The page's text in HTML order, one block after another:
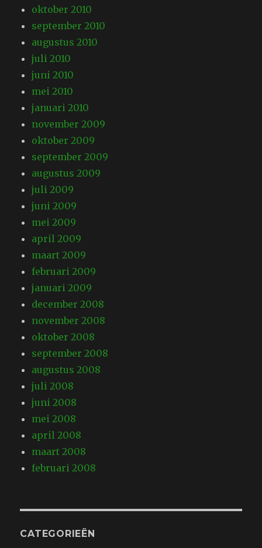
oktober 2010
september 2010
augustus 2010
juli 2010
juni 2010
mei 2010
januari 2010
november 2009
oktober 2009
september 2009
augustus 2009
juli 2009
juni 2009
mei 2009
april 2009
maart 2009
februari 2009
januari 2009
december 2008
november 2008
oktober 2008
september 2008
augustus 2008
juli 2008
juni 2008
mei 2008
april 2008
maart 2008
februari 2008
CATEGORIEËN